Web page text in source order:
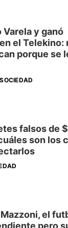
Varela y ganó
el Telekino:
porque se
SOCIEDAD
falsos de
son los
el
pero